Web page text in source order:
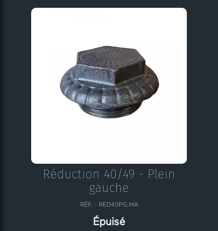
Réduction 40/49 - Plein
gauche
RÉF. : RED40PG.MA
Épuisé